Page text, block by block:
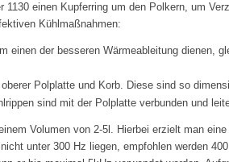
einen Kupferring um den Polkern, um
Kühlmaßnahmen:
einen der besseren Wärmeableitung dienen,
Polplatte und Korb. Diese sind so
sind mit der Polplatte verbunden und
Volumen von 2-5l. Hierbei erzielt man
unter 300 Hz liegen, empfohlen werden